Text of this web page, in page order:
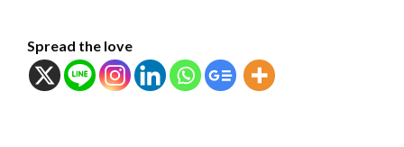
Spread the love